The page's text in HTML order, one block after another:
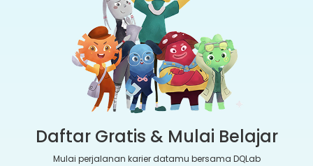
Daftar Gratis & Mulai Belajar
Mulai perjalanan karier datamu bersama DQLab